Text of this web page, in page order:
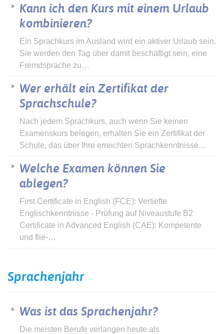
Kann ich den Kurs mit einem Urlaub
kombinieren?
Ein Sprachkurs im Ausland wird ein aktiver Urlaub sein.
Sie werden den Tag über damit beschäftigt sein, eine
Fremdsprache zu…
Wer erhält ein Zertifikat der
Sprachschule?
Nach jedem Sprachkurs, auch wenn Sie keinen
Examenskurs belegen, erhalten Sie ein Zertifikat der
Schule, das über Ihre erreichten Sprachkenntnisse…
Welche Examen können Sie
ablegen?
First Certificate in English (FCE): Vertiefte
Englischkenntnisse - Prüfung auf Niveaustufe B2
Certificate in Advanced English (CAE): Kompetente
und flie-…
Sprachenjahr
Was ist das Sprachenjahr?
Die meisten Berufe verlangen heute als